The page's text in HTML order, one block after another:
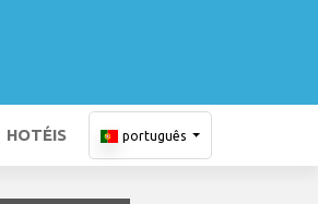
HOTÉIS português